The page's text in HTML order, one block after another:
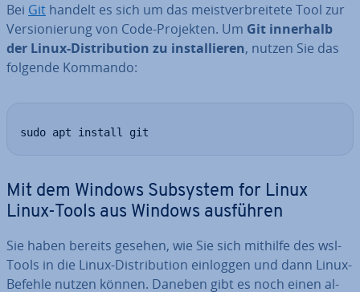
Bei Git handelt es sich um das meist­ver­brei­te­te Tool zur
Ver­sio­nie­rung von Code-Projekten. Um Git innerhalb
der Linux-Dis­tri­bu­ti­on zu in­stal­lie­ren, nutzen Sie das
folgende Kommando:
sudo apt install git
Mit dem Windows Subsystem for Linux
Linux-Tools aus Windows ausführen
Sie haben bereits gesehen, wie Sie sich mithilfe des wsl-
Tools in die Linux-Dis­tri­bu­ti­on einloggen und dann Linux-
Befehle nutzen können. Daneben gibt es noch einen al­